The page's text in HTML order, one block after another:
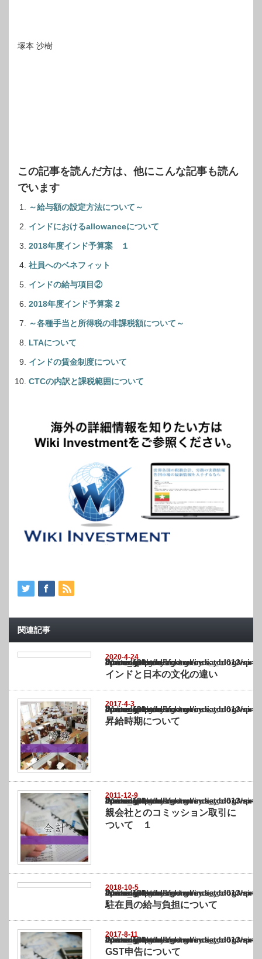
塚本 沙樹
この記事を読んだ方は、他にこんな記事も読ん
でいます
～給与額の設定方法について～
インドにおけるallowanceについて
2018年度インド予算案 １
社員へのベネフィット
インドの給与項目②
2018年度インド予算案 2
～各種手当と所得税の非課税額について～
LTAについて
インドの賃金制度について
CTCの内訳と課税範囲について
関連記事
2020-4-24
Warning
: Undefined array key "show_category" in
/home/netst/kuno-cpa.co.jp/public_html/india_blog/wp-content/themes/
on line183
インドと日本の文化の違い
2017-4-3
Warning
: Undefined array key "show_category" in
/home/netst/kuno-cpa.co.jp/public_html/india_blog/wp-content/themes/
on line183
昇給時期について
2011-12-9
Warning
: Undefined array key "show_category" in
/home/netst/kuno-cpa.co.jp/public_html/india_blog/wp-content/themes/
on line183
親会社とのコミッション取引に
ついて １
2018-10-5
Warning
: Undefined array key "show_category" in
/home/netst/kuno-cpa.co.jp/public_html/india_blog/wp-content/themes/
on line183
駐在員の給与負担について
2017-8-11
Warning
: Undefined array key "show_category" in
/home/netst/kuno-cpa.co.jp/public_html/india_blog/wp-content/themes/
on line183
GST申告について